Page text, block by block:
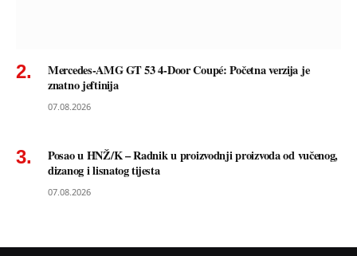
Mercedes-AMG GT 53 4-Door Coupé: Početna verzija je
znatno jeftinija
07.08.2026
Posao u HNŽ/K – Radnik u proizvodnji proizvoda od vučenog,
dizanog i lisnatog tijesta
07.08.2026